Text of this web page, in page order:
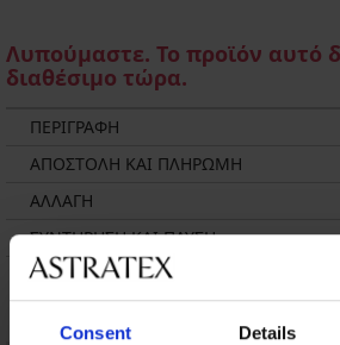
Consent Details
Λυπούμαστε. Το προϊόν αυτό
διαθέσιμο τώρα.
ΠΕΡΙΓΡΑΦΗ
ΑΠΟΣΤΟΛΗ ΚΑΙ ΠΛΗΡΩΜΗ
ΑΛΛΑΓΗ
ΣΥΝΤΗΡΗΣΗ ΚΑΙ ΠΛΥΣΗ
Μπορεί να σας